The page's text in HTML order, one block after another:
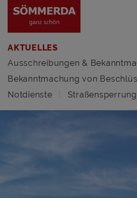
AKTUELLES
Ausschreibungen &
Bekanntmachung von
Notdienste